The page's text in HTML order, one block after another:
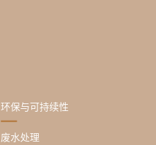
环保与可持续性
废水处理